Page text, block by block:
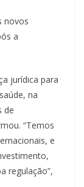
novos
a
jurídica para
na
de
“Temos
e
regulação”,